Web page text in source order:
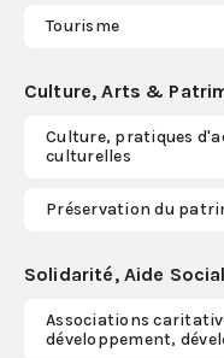
connecter
S'abonner
Tourisme
Culture, Arts &
Culture, pratiques
culturelles
Préservation du
Solidarité, Aide
Associations
développement,